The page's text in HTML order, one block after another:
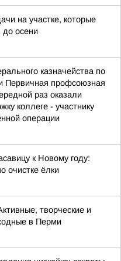
на участке, которые
до осени
казначейства по
Первичная профсоюзная
раз оказали
коллеге - участнику
операции
к Новому году:
очистке ёлки
творческие и
в Перми